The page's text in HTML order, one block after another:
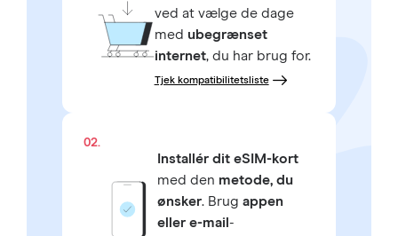
ved at vælge de dage
med ubegrænset
internet, du har brug for.
Tjek kompatibilitetsliste
02.
Installér dit eSIM-kort
med den metode, du
ønsker. Brug appen
eller e-mail -